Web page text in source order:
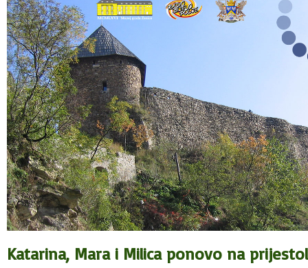
Katarina, Mara i Milica ponovo na